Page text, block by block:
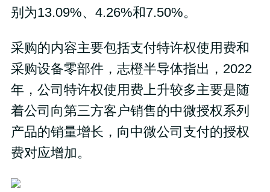
别为13.09%、4.26%和7.50%。
采购的内容主要包括支付特许权使用费和
采购设备零部件，志橙半导体指出，2022
年，公司特许权使用费上升较多主要是随
着公司向第三方客户销售的中微授权系列
产品的销量增长，向中微公司支付的授权
费对应增加。